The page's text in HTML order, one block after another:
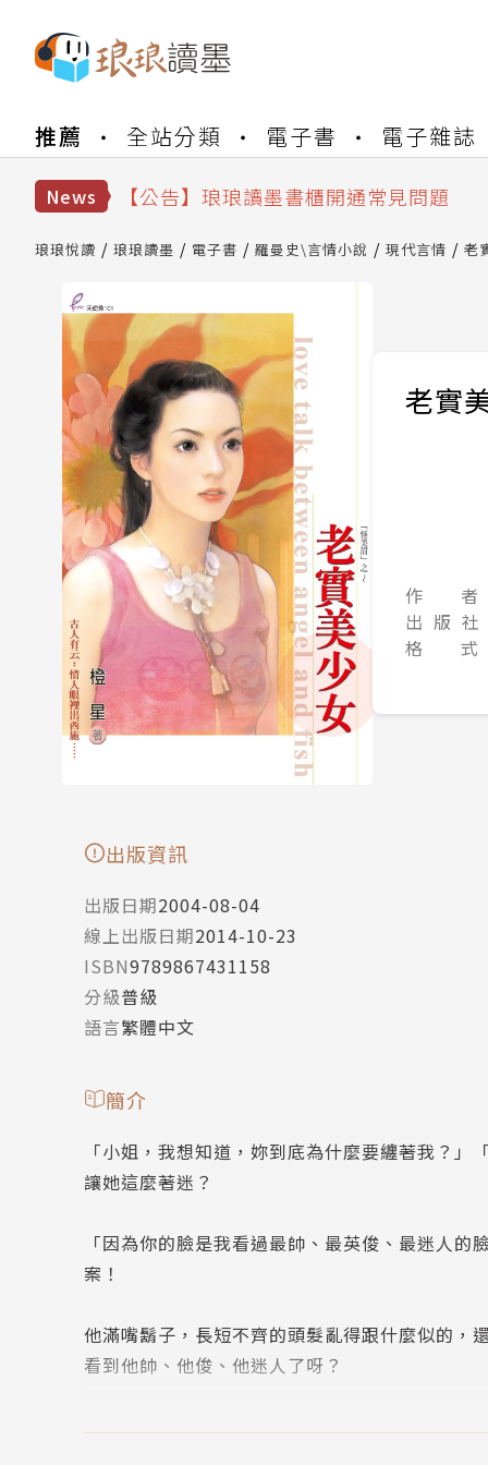
推薦 全站分類 電子書 電子雜誌
News
【公告】琅琅讀墨數位閱讀資產合併與
【公告】琅琅讀墨 3 分鐘完成書櫃開
【公告】琅琅讀墨數位閱讀資產合併與
琅琅悅讀 琅琅讀墨 電子書 羅曼史\言情小說 現代言情 老
老實
作 者
出 版 社
格 式
出版資訊
出版日期2004-08-04
線上出版日期2014-10-23
ISBN9789867431158
分級普級
語言繁體中文
簡介
「小姐，我想知道，妳到底為什麼要纏著我？
讓她這麼著迷？
「因為你的臉是我看過最帥、最英俊、最迷人
案！
他滿嘴鬍子，長短不齊的頭髮亂得跟什麼似的，
看到他帥、他俊、他迷人了呀？